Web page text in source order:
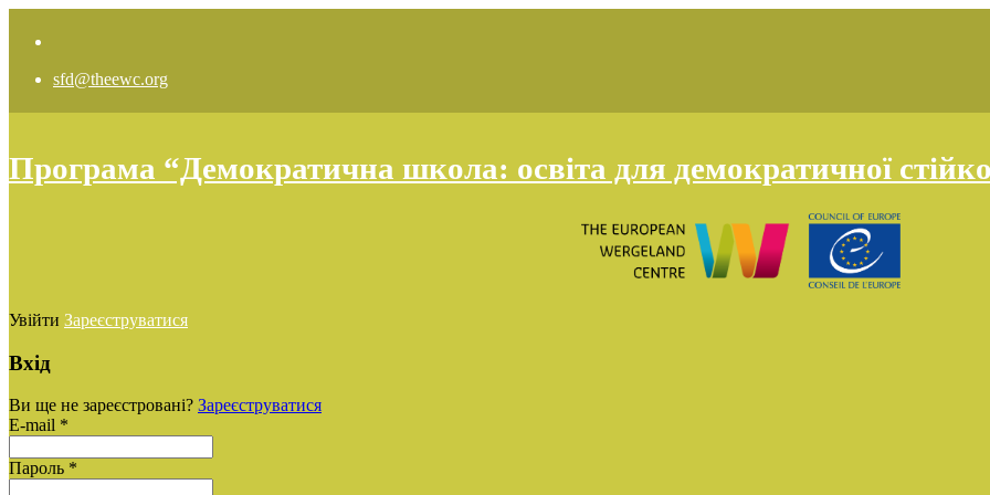
sfd@theewc.org
Програма “Демократична школа: освіта для демократичної
Увійти Зареєструватися
Вхід
Ви ще не зареєстровані? Зареєструватися
E-mail *
Пароль *